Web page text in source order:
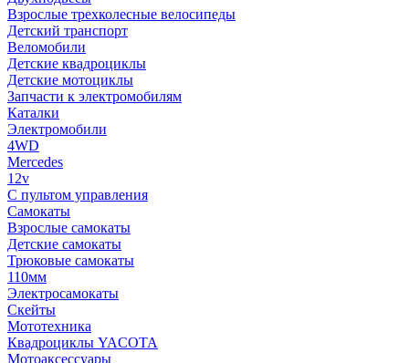
Взрослые трехколесные велосипеды
Детский транспорт
Веломобили
Детские квадроциклы
Детские мотоциклы
Запчасти к электромобилям
Каталки
Электромобили
4WD
Mercedes
12v
С пультом управления
Самокаты
Взрослые самокаты
Детские самокаты
Трюковые самокаты
110мм
Электросамокаты
Скейты
Мототехника
Квадроциклы YACOTA
Мотоаксессуары